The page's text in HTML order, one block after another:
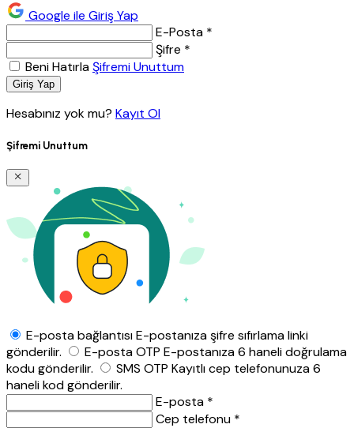
Google ile Giriş Yap
E-Posta *
Şifre *
Beni HatırlaŞifremi Unuttum
Giriş Yap
Hesabınız yok mu? Kayıt Ol
Şifremi Unuttum
E-posta bağlantısıE-postanıza şifre sıfırlama linki
gönderilir.
E-posta OTP E-postanıza 6 haneli doğrulama
kodu gönderilir.
SMS OTP Kayıtlı cep telefonunuza 6
haneli kod gönderilir.
E-posta *
Cep telefonu *